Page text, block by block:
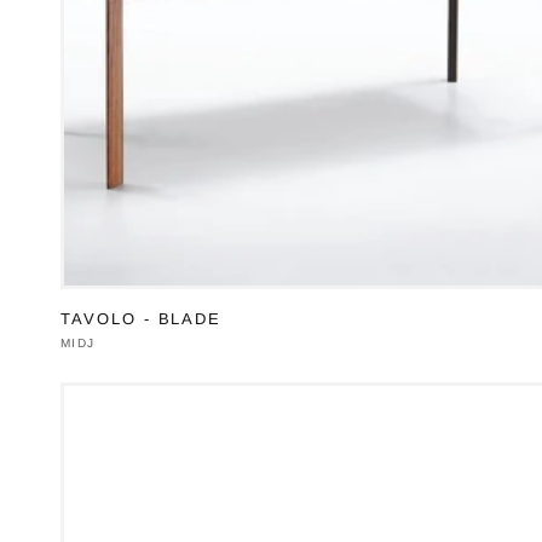
TAVOLO - BLADE
Produttore:
MIDJ